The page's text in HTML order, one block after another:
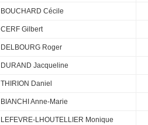
BOUCHARD Cécile
CERF Gilbert
DELBOURG Roger
DURAND Jacqueline
THIRION Daniel
BIANCHI Anne-Marie
LEFEVRE-LHOUTELLIER Monique